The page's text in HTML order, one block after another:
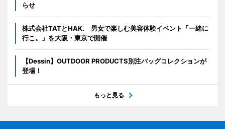
らせ
株式会社TATとHAK. 男女で楽しむ美容体験イベント「一緒に
行こ。」を大阪・東京で開催
【Dessin】OUTDOOR PRODUCTS別注バッグコレクションが
登場！
もっと見る